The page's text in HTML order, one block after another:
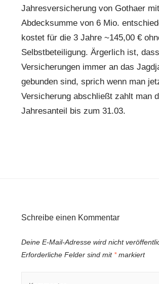
Jahresversicherung von Gothaer
Abdecksumme von 6 Mio.
kostet für die 3 Jahre ~145,00 €
Selbstbeteiligung. Ärgerlich ist,
Versicherungen immer an das
gebunden sind, sprich wenn man
Versicherung abschließt zahlt man
Jahresanteil bis zum 31.03.
Schreibe einen Kommentar
Deine E-Mail-Adresse wird nicht
Erforderliche Felder sind mit *markiert